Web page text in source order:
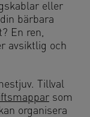
eller
bärbara
En ren,
avsiktlig och
Tillval
som
organisera